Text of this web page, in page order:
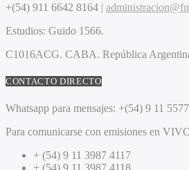
+(54) 911 6642 8164 |
Estudios: Guido 1566.
C1016ACG. CABA. República
CONTACTO DIRECTO
Whatsapp para mensajes: +(54) 9 11
Para comunicarse con emisiones en
+ (54) 9 11 3987 4117